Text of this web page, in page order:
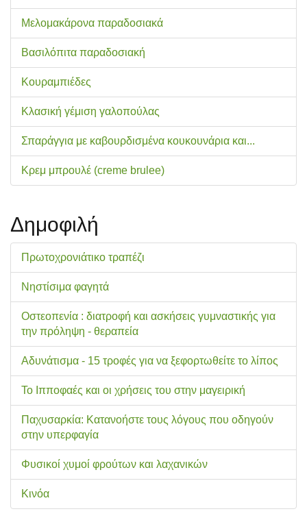
Μελομακάρονα παραδοσιακά
Βασιλόπιτα παραδοσιακή
Κουραμπιέδες
Κλασική γέμιση γαλοπούλας
Σπαράγγια με καβουρδισμένα κουκουνάρια και...
Κρεμ μπρουλέ (creme brulee)
Δημοφιλή
Πρωτοχρονιάτικο τραπέζι
Νηστίσιμα φαγητά
Οστεοπενία : διατροφή και ασκήσεις γυμναστικής για
την πρόληψη - θεραπεία
Αδυνάτισμα - 15 τροφές για να ξεφορτωθείτε το λίπος
Το Ιπποφαές και οι χρήσεις του στην μαγειρική
Παχυσαρκία: Κατανοήστε τους λόγους που οδηγούν
στην υπερφαγία
Φυσικοί χυμοί φρούτων και λαχανικών
Κινόα